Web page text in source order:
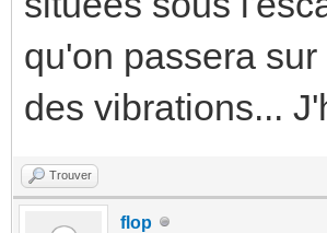
qu'on passera
des vibrations...
Trouver
flop